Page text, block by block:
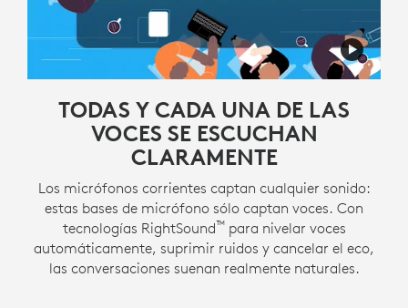
TODAS Y CADA UNA DE LAS
VOCES SE ESCUCHAN
CLARAMENTE
Los micrófonos corrientes captan cualquier sonido:
estas bases de micrófono sólo captan voces. Con
tecnologías RightSound™para nivelar voces
automáticamente, suprimir ruidos y cancelar el eco,
las conversaciones suenan realmente naturales.